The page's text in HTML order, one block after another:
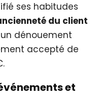
ses habitudes
du client
dénouement
accepté de
et